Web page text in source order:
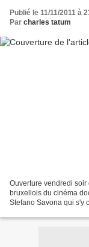
Publié le 11/11/2011 à
Par charles tatum
Ouverture vendredi
bruxellois du cinéma
Stefano Savona qui s'y